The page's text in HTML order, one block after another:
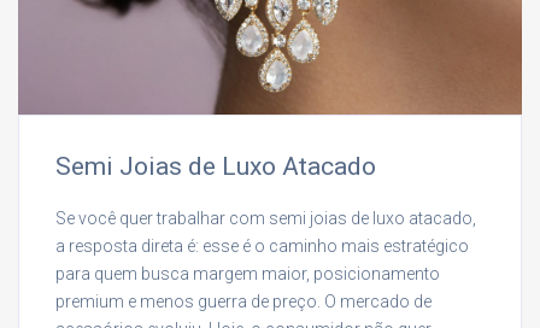
Semi Joias de Luxo Atacado
Se você quer trabalhar com semi joias de luxo atacado,
a resposta direta é: esse é o caminho mais estratégico
para quem busca margem maior, posicionamento
premium e menos guerra de preço. O mercado de